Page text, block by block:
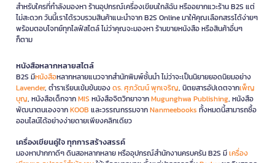
สำหรับใครที่กำลังมองหา ร้านอุปกรณ์เครื่องเขียนใกล้ฉัน หรืออยากแวะร้าน B2S แต่
ไม่สะดวก วันนี้เราได้รวบรวมสินค้าแนะนำจาก B2S Online มาให้คุณเลือกสรรได้ง่ายๆ
พร้อมตอบโจทย์ทุกไลฟ์สไตล์ ไม่ว่าคุณจะมองหา ร้านขายหนังสือ หรือสินค้าอื่นๆ
ก็ตาม
หนังสือหลากหลายสไตล์
B2S มีหนังสือหลากหลายแนวจากสำนักพิมพ์ชั้นนำ ไม่ว่าจะเป็นนิยายยอดนิยมอย่าง
Lavender, ตำราเรียนเข้มข้นของดร. ศุภวัฒน์ พุกเจริญ, นิตยสารอัปเดตจากเพ็ญ
บุญ, หนังสือเด็กจากMIS หนังสือจิตวิทยาจากMugunghwa Publishing, หนังสือ
พัฒนาตนเองจากKOOB และวรรณกรรมจากNanmeebooks ทั้งหมดนี้สามารถซื้อ
ออนไลน์ได้อย่างง่ายดายเพียงคลิกเดียว
เครื่องเขียนคู่ใจ ทุกการสร้างสรรค์
มองหาปากกาดีๆ ดินสอหลากหลาย หรืออุปกรณ์สำนักงานครบครัน B2S มีเครื่อง